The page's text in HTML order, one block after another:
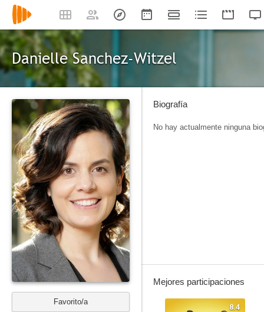
Danielle Sanchez-Witzel
Favorito/a
Biografía
No hay actualmente ninguna
Mejores participaciones
8.4